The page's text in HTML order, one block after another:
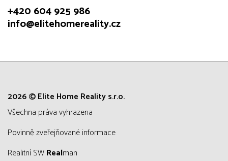
+420 604 925 986
info@elitehomereality.cz
2026 © Elite Home Reality s.r.o.
všechna práva vyhrazena
Povinně zveřejňované informace
Realitní SWRealman